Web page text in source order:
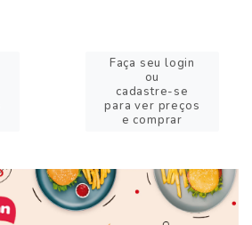
Faça seu login
ou
cadastre-se
para ver preços
e comprar